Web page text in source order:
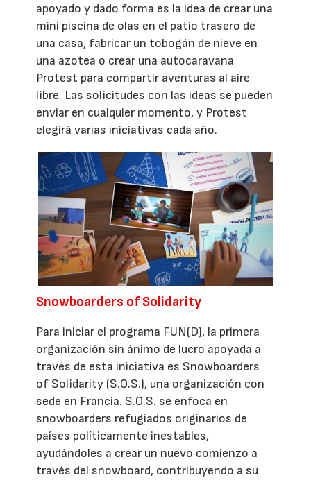
apoyado y dado forma es la idea de crear una
mini piscina de olas en el patio trasero de
una casa, fabricar un tobogán de nieve en
una azotea o crear una autocaravana
Protest para compartir aventuras al aire
libre. Las solicitudes con las ideas se pueden
enviar en cualquier momento, y Protest
elegirá varias iniciativas cada año.
Snowboarders of Solidarity
Para iniciar el programa FUN(D), la primera
organización sin ánimo de lucro apoyada a
través de esta iniciativa es Snowboarders
of Solidarity (S.O.S.), una organización con
sede en Francia. S.O.S. se enfoca en
snowboarders refugiados originarios de
países políticamente inestables,
ayudándoles a crear un nuevo comienzo a
través del snowboard, contribuyendo a su